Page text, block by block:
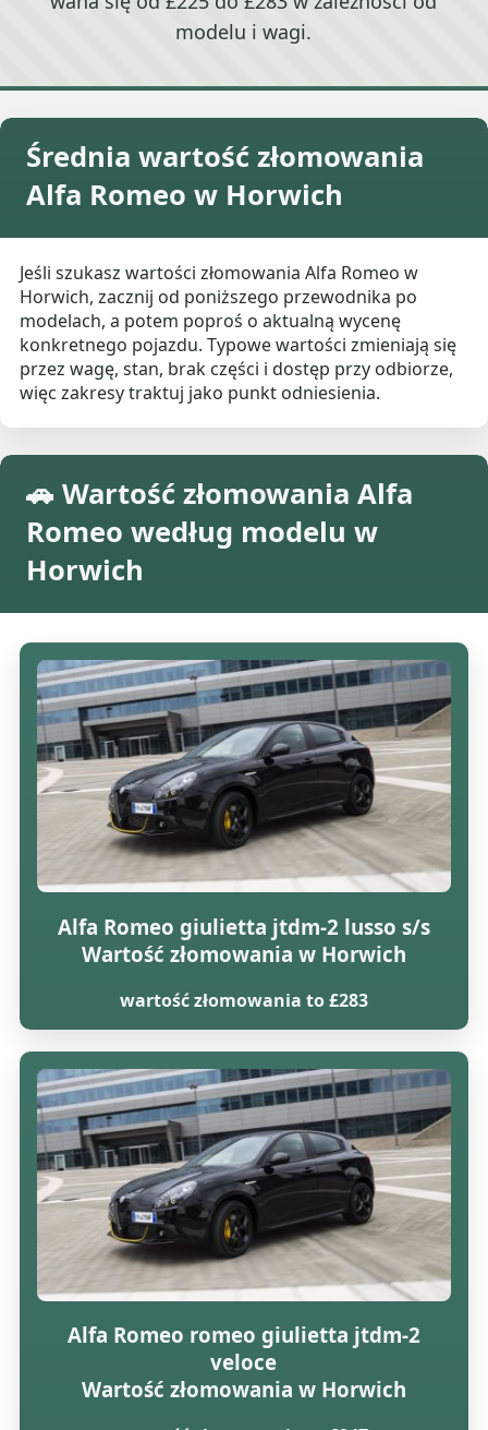
modelu i wagi.
Średnia wartość złomowania
Alfa Romeo w Horwich
Jeśli szukasz wartości złomowania Alfa Romeo w
Horwich, zacznij od poniższego przewodnika po
modelach, a potem poproś o aktualną wycenę
konkretnego pojazdu. Typowe wartości zmieniają się
przez wagę, stan, brak części i dostęp przy odbiorze,
więc zakresy traktuj jako punkt odniesienia.
🚗 Wartość złomowania Alfa
Romeo według modelu w
Horwich
Alfa Romeo giulietta jtdm-2 lusso s/s
Wartość złomowania w Horwich
wartość złomowania to £283
Alfa Romeo romeo giulietta jtdm-2
veloce
Wartość złomowania w Horwich